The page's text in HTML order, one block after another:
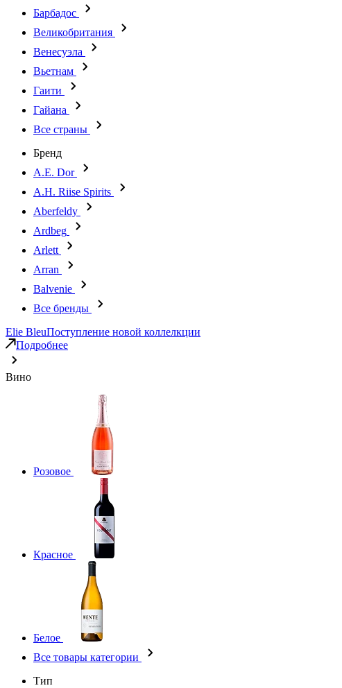
Барбадос
Великобритания
Венесуэла
Вьетнам
Гаити
Гайана
Все страны
Бренд
A.E. Dor
A.H. Riise Spirits
Aberfeldy
Ardbeg
Arlett
Arran
Balvenie
Все бренды
Elie BleuПоступление новой коллелкции
Подробнее
Вино
Розовое
Красное
Белое
Все товары категории
Тип